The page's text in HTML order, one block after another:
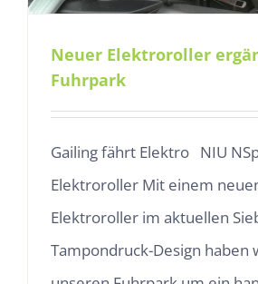
Neuer Elektroroller
Fuhrpark
Gailing fährt Elektro NIU
Elektroroller Mit einem
Elektroroller im aktuellen
Tampondruck-Design haben